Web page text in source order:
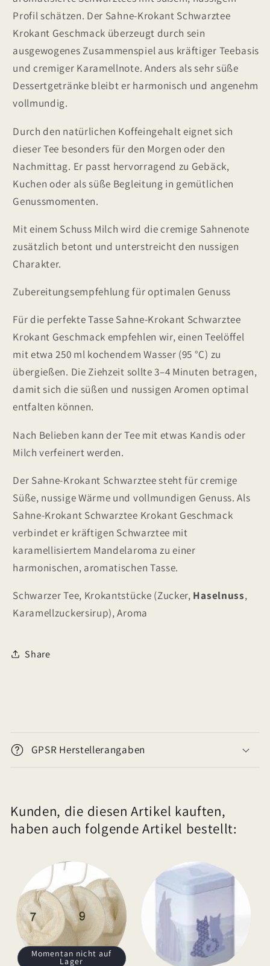
Profil schätzen. Der Sahne-Krokant Schwarztee
Krokant Geschmack überzeugt durch sein
ausgewogenes Zusammenspiel aus kräftiger Teebasis
und cremiger Karamellnote. Anders als sehr süße
Dessertgetränke bleibt er harmonisch und angenehm
vollmundig.
Durch den natürlichen Koffeingehalt eignet sich
dieser Tee besonders für den Morgen oder den
Nachmittag. Er passt hervorragend zu Gebäck,
Kuchen oder als süße Begleitung in gemütlichen
Genussmomenten.
Mit einem Schuss Milch wird die cremige Sahnenote
zusätzlich betont und unterstreicht den nussigen
Charakter.
Zubereitungsempfehlung für optimalen Genuss
Für die perfekte Tasse Sahne-Krokant Schwarztee
Krokant Geschmack empfehlen wir, einen Teelöffel
mit etwa 250 ml kochendem Wasser (95 °C) zu
übergießen. Die Ziehzeit sollte 3–4 Minuten betragen,
damit sich die süßen und nussigen Aromen optimal
entfalten können.
Nach Belieben kann der Tee mit etwas Kandis oder
Milch verfeinert werden.
Der Sahne-Krokant Schwarztee steht für cremige
Süße, nussige Wärme und vollmundigen Genuss. Als
Sahne-Krokant Schwarztee Krokant Geschmack
verbindet er kräftigen Schwarztee mit
karamellisiertem Mandelaroma zu einer
harmonischen, aromatischen Tasse.
Schwarzer Tee, Krokantstücke (Zucker, Haselnuss,
Karamellzuckersirup), Aroma
Share
n
a
p
GPSR Herstellerangaben
Kunden, die diesen Artikel kauften,
haben auch folgende Artikel bestellt:
Momentan nicht auf
Lager